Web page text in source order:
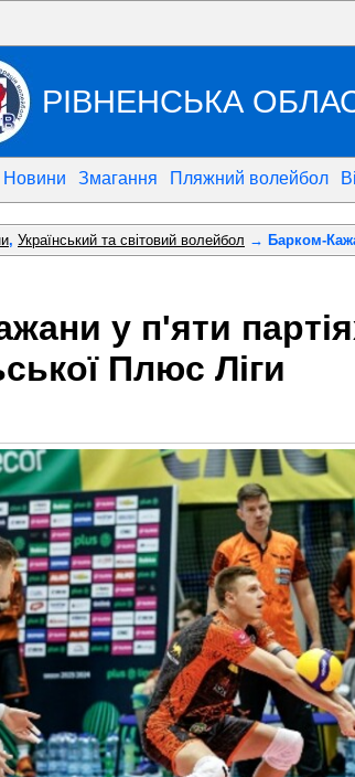
РІВНЕНСЬКА
Новини Змагання Пляжний волейбол
, Український та світовий волейбол → Барком-
у п'яти
Плюс Ліги